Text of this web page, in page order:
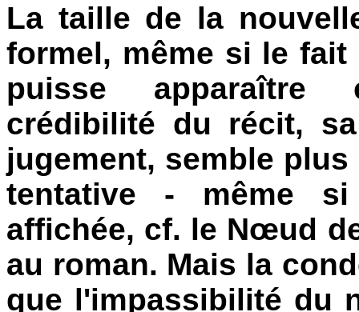
La taille de la
formel, même si le
puisse apparaître
crédibilité du récit,
jugement, semble
tentative - même si
affichée, cf. le Nœud
au roman. Mais la
que l'impassibilité du